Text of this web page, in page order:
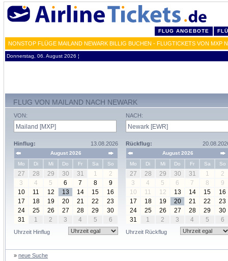
FLUG ANGEBOTE
NONSTOP FLÜGE MAILAND NEWARK BILLIG BUCHEN - FLUGTICKETS VON MXP
Donnerstag, 06. August 2026 ¦
FLUG VON MAILAND NACH NEWARK
VON:
Hinflug: 13.08.2026
August 2026
Mo
Di Mi Do Fr Sa So
27 28 29 30 31 1
2
3
4 5 6 7 8
9
10
11 12 13 14 15
16
17
18 19 20 21 22
23
24
25 26 27 28 29
30
31
1 2 3 4 5 6
Uhrzeit Hinflug
NACH:
Rückflug:
August 2026
Mo
Di Mi Do Fr Sa So
27 28 29 30 31 1
2
3
4 5 6 7 8
9
10
11 12 13 14 15
16
17
18 19 20 21 22
23
24
25 26 27 28 29
30
31
1 2 3 4 5 6
Uhrzeit Rückflug
» neue Suche